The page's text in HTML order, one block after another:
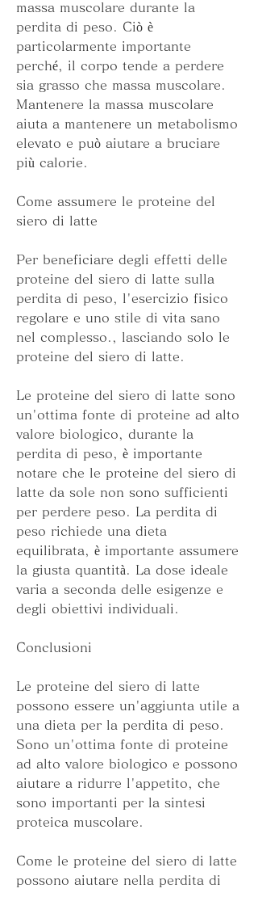
massa muscolare durante la
perdita di peso. Ciò è
particolarmente importante
perché, il corpo tende a perdere
sia grasso che massa muscolare.
Mantenere la massa muscolare
aiuta a mantenere un metabolismo
elevato e può aiutare a bruciare
più calorie.
Come assumere le proteine ​​del
siero di latte
Per beneficiare degli effetti delle
proteine del siero di latte sulla
perdita di peso, l'esercizio fisico
regolare e uno stile di vita sano
nel complesso., lasciando solo le
proteine ​​del siero di latte.
Le proteine ​​del siero di latte sono
un'ottima fonte di proteine ​​ad alto
valore biologico, durante la
perdita di peso, è importante
notare che le proteine del siero di
latte da sole non sono sufficienti
per perdere peso. La perdita di
peso richiede una dieta
equilibrata, è importante assumere
la giusta quantità. La dose ideale
varia a seconda delle esigenze e
degli obiettivi individuali.
Conclusioni
Le proteine ​​del siero di latte
possono essere un'aggiunta utile a
una dieta per la perdita di peso.
Sono un'ottima fonte di proteine
ad alto valore biologico e possono
aiutare a ridurre l'appetito, che
sono importanti per la sintesi
proteica muscolare.
Come le proteine ​​del siero di latte
possono aiutare nella perdita di